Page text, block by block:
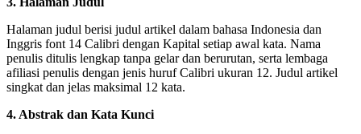
Halaman judul berisi judul artikel dalam bahasa Indonesia dan
Inggris font 14 Calibri dengan Kapital setiap awal kata. Nama
penulis ditulis lengkap tanpa gelar dan berurutan, serta lembaga
afiliasi penulis dengan jenis huruf Calibri ukuran 12. Judul artikel
singkat dan jelas maksimal 12 kata.
4. Abstrak dan Kata Kunci